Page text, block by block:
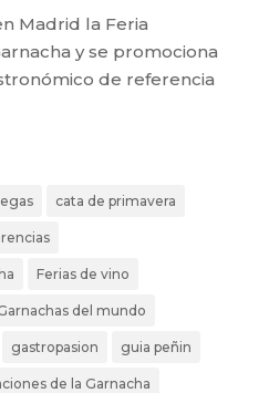
Madrid la Feria
y se promociona
de referencia
cata de primavera
Ferias de vino
del mundo
gastropasion guia peñin
de la Garnacha